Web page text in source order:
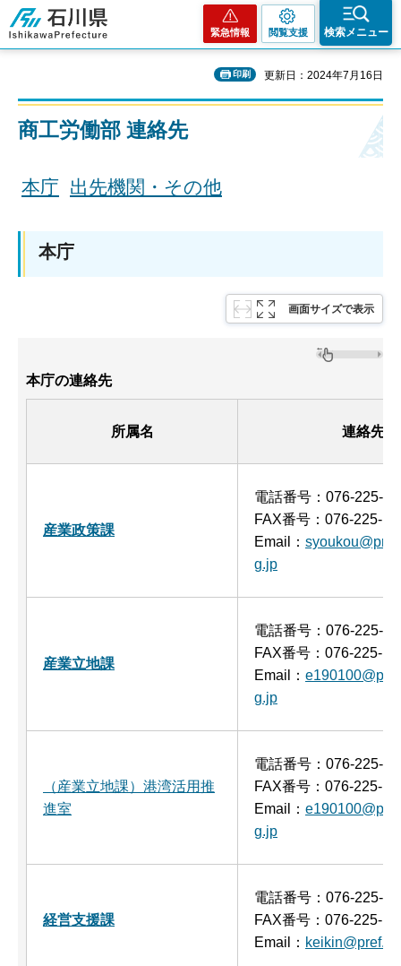
石川県
緊急情報 閲覧支援 検索メニュー
印刷 更新日：2024年7月16日
商工労働部 連絡先
本庁 出先機関・その他
本庁
画面サイズで表示
本庁の連絡先
所属名 連絡先
産業政策課
電話番号：076-225-
FAX番号：076-225-
Email：
g.jp
産業立地課
電話番号：076-225-
FAX番号：076-225-
Email：
g.jp
（産業立地課）港湾活用推
進室
電話番号：076-225-
FAX番号：076-225-
Email：
g.jp
経営支援課
電話番号：076-225-
FAX番号：076-225-
Email：